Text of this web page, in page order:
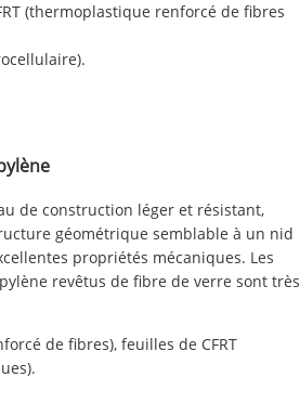
(thermoplastique renforcé de fibres
de construction léger et résistant,
géométrique semblable à un nid
propriétés mécaniques. Les
revêtus de fibre de verre sont très
de fibres), feuilles de CFRT